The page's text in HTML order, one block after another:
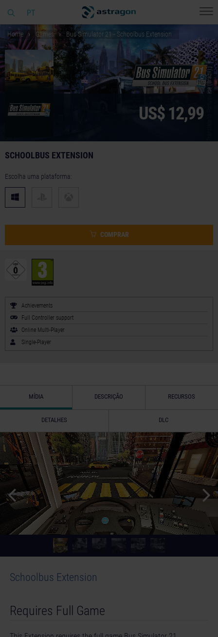
PT
Home Games Bus Simulator 21 - Schoolbus Extension
© [Translate to Portuguese (Brazil):]
US$ 12,99
SCHOOLBUS EXTENSION
Escolha uma plataforma:
COMPRAR
Achievements
Full Controller support
Online Multi-Player
Single-Player
MÍDIA DESCRIÇÃO RECURSOS
DETALHES DLC
Schoolbus Extension
Requires Full Game